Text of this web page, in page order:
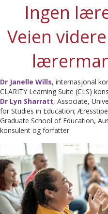
Ingen
Veien
Dr Janelle Wills, internasjonal
CLARITY Learning Suite (CLS)
Dr Lyn Sharratt, Associate,
for Studies in Education;
Graduate School of Education,
konsulent og forfatter